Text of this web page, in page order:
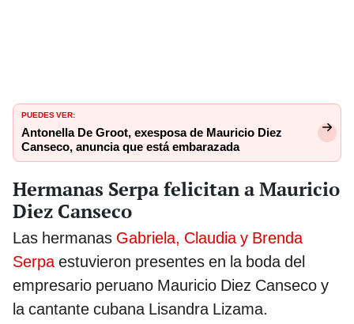
PUEDES VER:
Antonella De Groot, exesposa de Mauricio Diez
Canseco, anuncia que está embarazada
Hermanas Serpa felicitan a Mauricio
Diez Canseco
Las hermanas Gabriela, Claudia y Brenda
Serpaestuvieron presentes en la boda del
empresario peruano Mauricio Diez Canseco y
la cantante cubana Lisandra Lizama.